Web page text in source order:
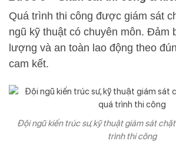
Quá trình thi công được giám sát
ngũ kỹ thuật có chuyên môn. Đảm
lượng và an toàn lao động theo
cam kết.
Đội ngũ kiến trúc sư, kỹ thuật giám sát
trình thi công